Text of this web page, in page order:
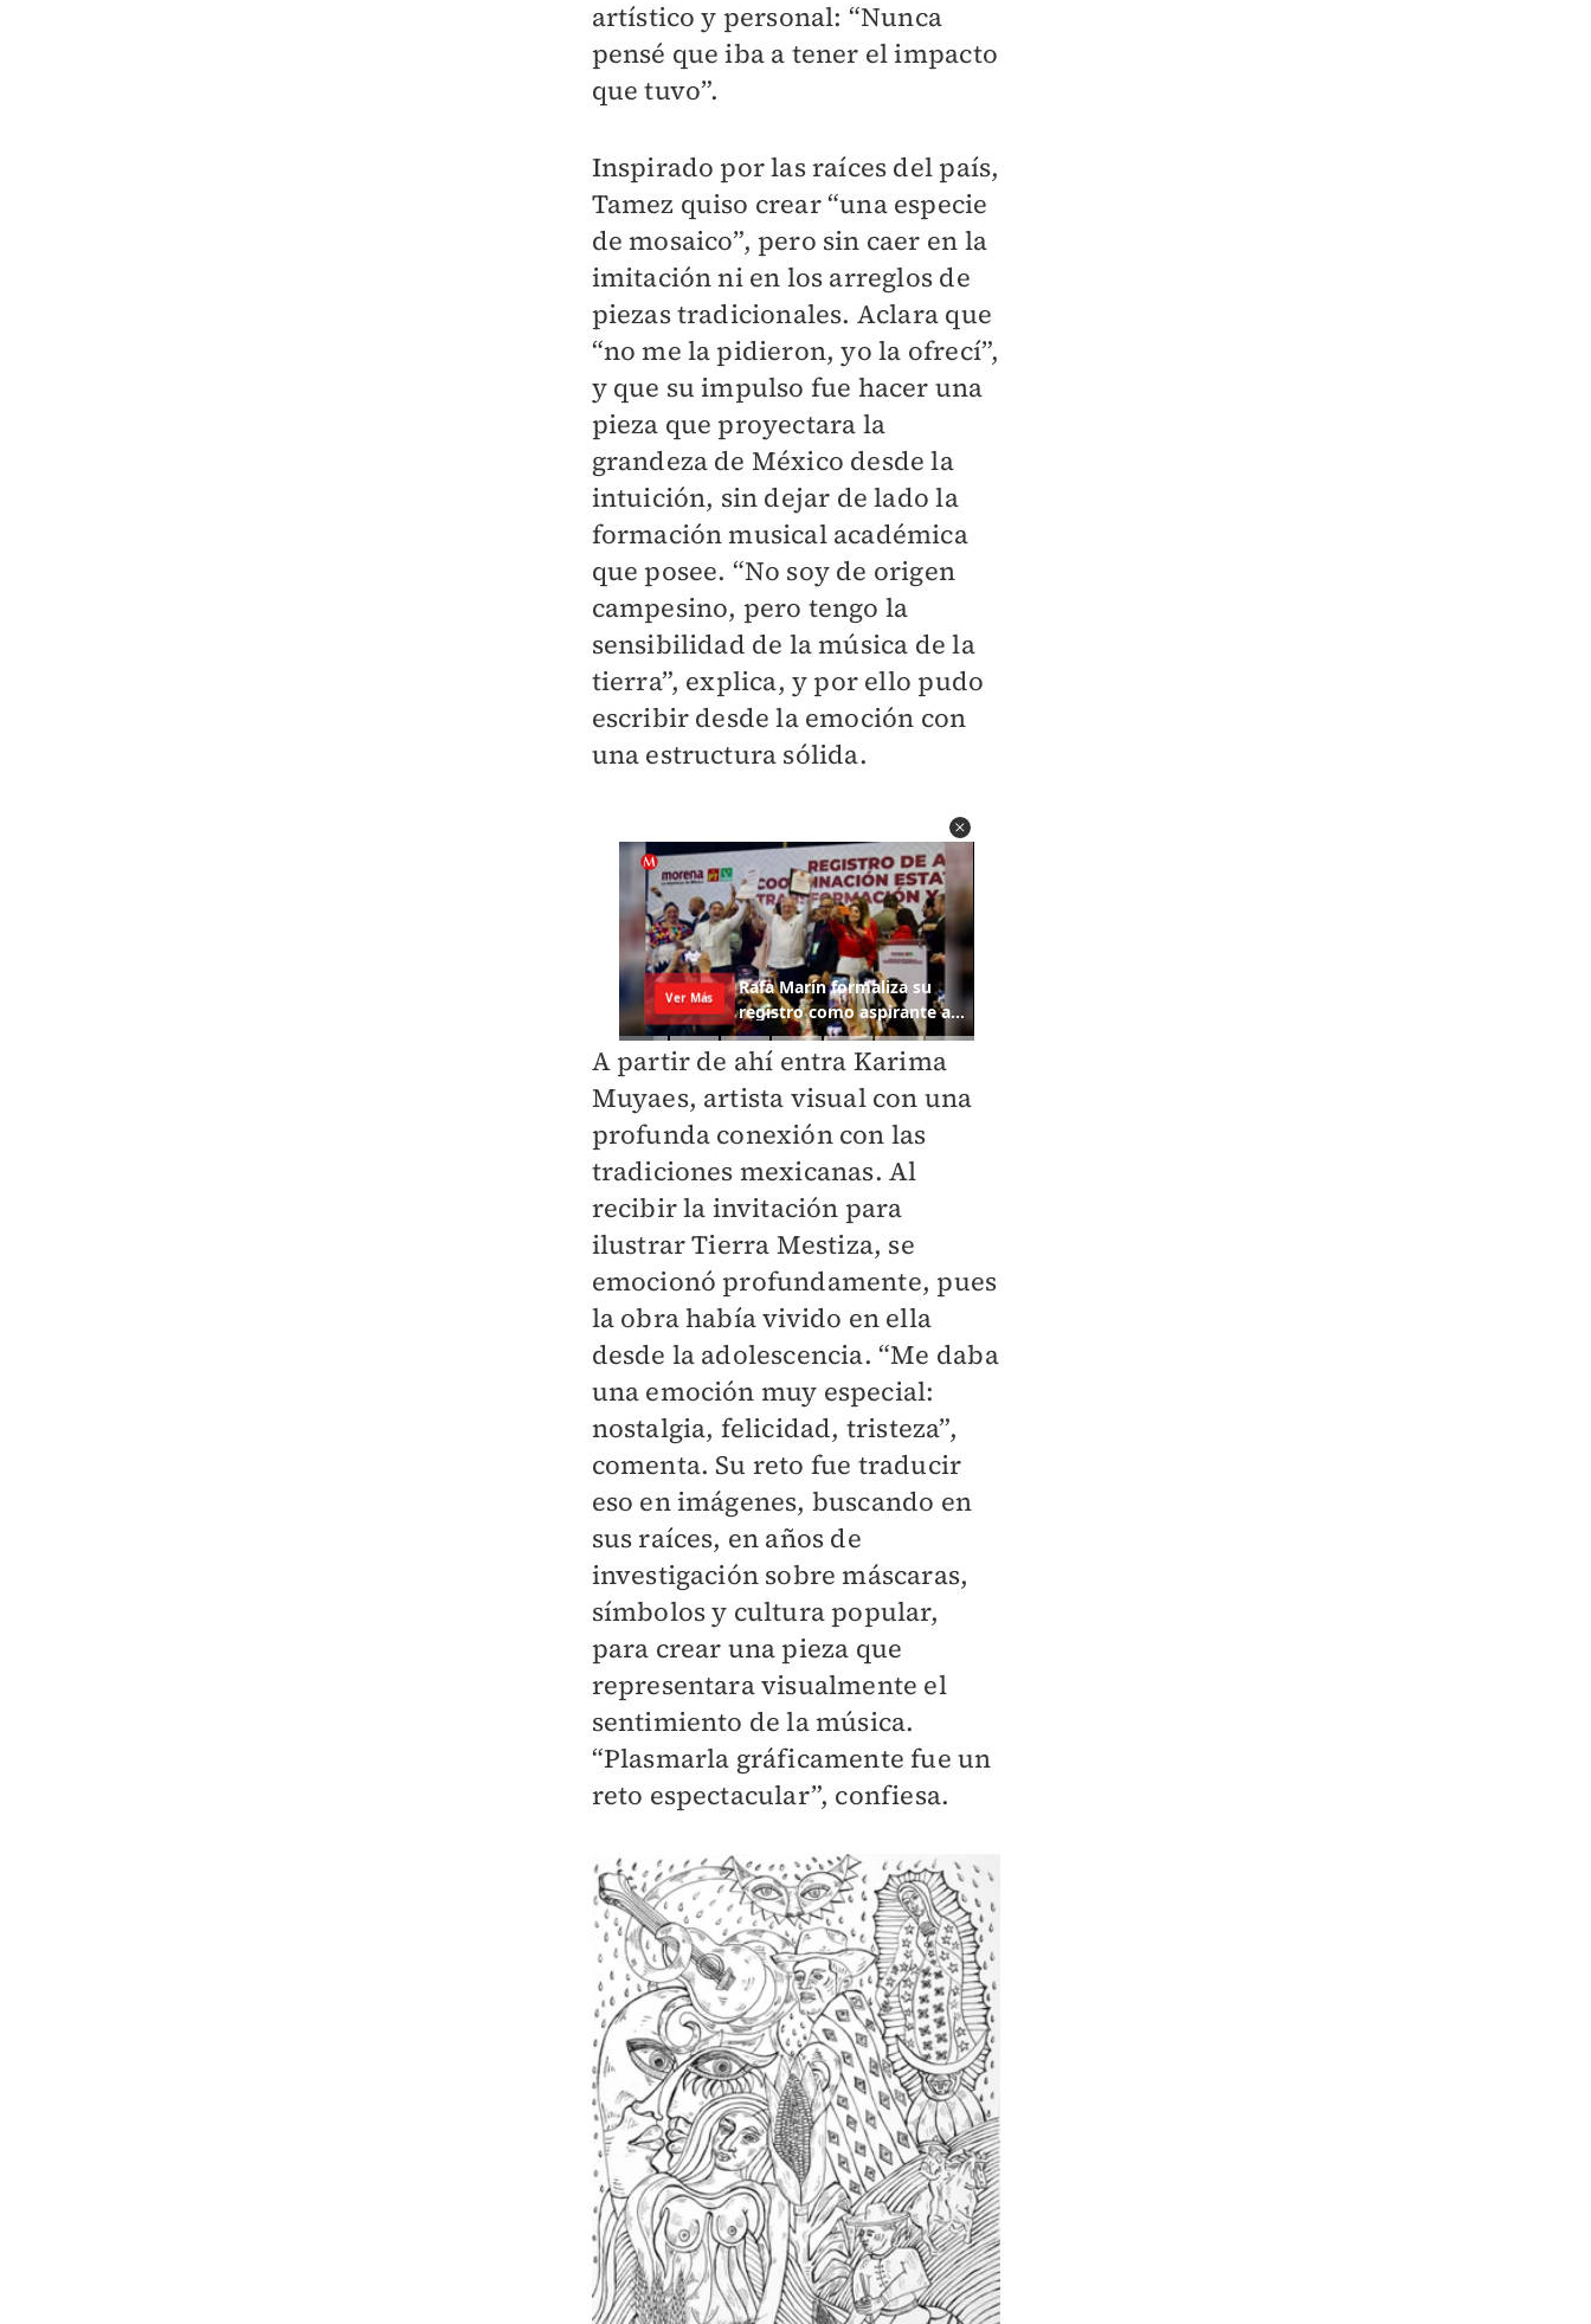
artístico y personal: “Nunca
pensé que iba a tener el impacto
que tuvo”.
Inspirado por las raíces del país,
Tamez quiso crear “una especie
de mosaico”, pero sin caer en la
imitación ni en los arreglos de
piezas tradicionales. Aclara que
“no me la pidieron, yo la ofrecí”,
y que su impulso fue hacer una
pieza que proyectara la
grandeza de México desde la
intuición, sin dejar de lado la
formación musical académica
que posee. “No soy de origen
campesino, pero tengo la
sensibilidad de la música de la
tierra”, explica, y por ello pudo
escribir desde la emoción con
una estructura sólida.
A partir de ahí entra Karima
Muyaes, artista visual con una
profunda conexión con las
tradiciones mexicanas. Al
recibir la invitación para
ilustrar Tierra Mestiza, se
emocionó profundamente, pues
la obra había vivido en ella
desde la adolescencia. “Me daba
una emoción muy especial:
nostalgia, felicidad, tristeza”,
comenta. Su reto fue traducir
eso en imágenes, buscando en
sus raíces, en años de
investigación sobre máscaras,
símbolos y cultura popular,
para crear una pieza que
representara visualmente el
sentimiento de la música.
“Plasmarla gráficamente fue un
reto espectacular”, confiesa.